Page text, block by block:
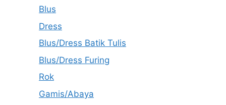
Blus
Dress
Blus/Dress Batik Tulis
Blus/Dress Furing
Rok
Gamis/Abaya